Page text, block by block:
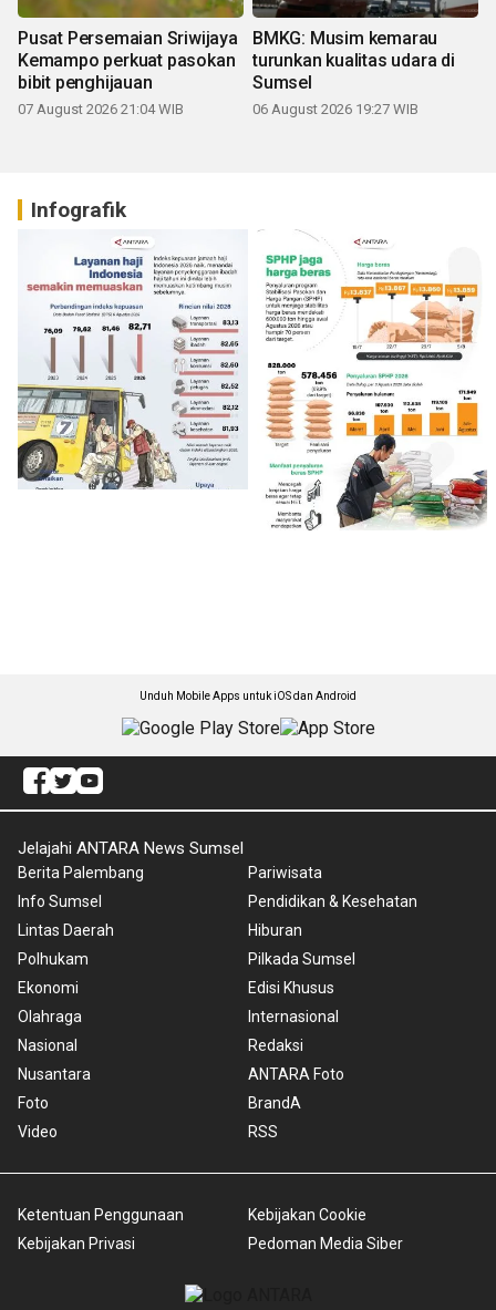
Pusat Persemaian Sriwijaya
Kemampo perkuat pasokan
bibit penghijauan
07 August 2026 21:04 WIB
BMKG: Musim kemarau
turunkan kualitas udara di
Sumsel
06 August 2026 19:27 WIB
Infografik
Unduh Mobile Apps untuk iOS dan Android
Jelajahi ANTARA News Sumsel
Berita Palembang
Info Sumsel
Lintas Daerah
Polhukam
Ekonomi
Olahraga
Nasional
Nusantara
Foto
Video
Pariwisata
Pendidikan & Kesehatan
Hiburan
Pilkada Sumsel
Edisi Khusus
Internasional
Redaksi
ANTARA Foto
BrandA
RSS
Ketentuan Penggunaan
Kebijakan Privasi
Kebijakan Cookie
Pedoman Media Siber